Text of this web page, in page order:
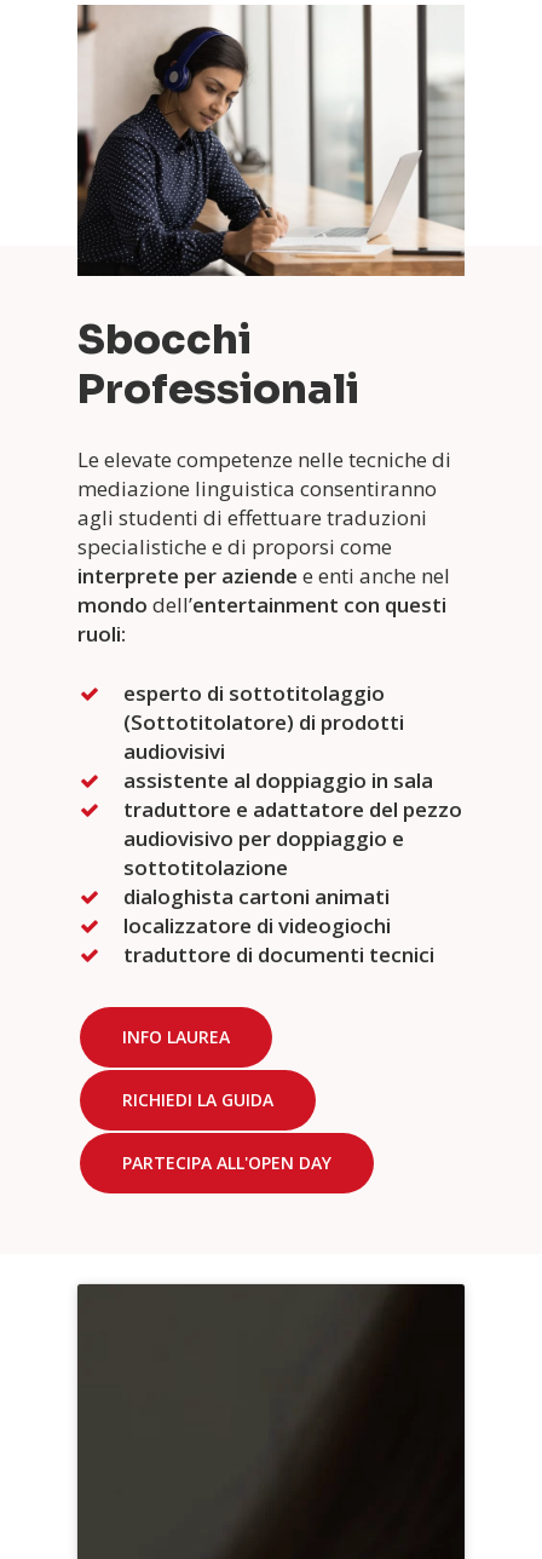
Sbocchi
Professionali
Le elevate competenze nelle tecniche di
mediazione linguistica consentiranno
agli studenti di effettuare traduzioni
specialistiche e di proporsi come
interprete per aziendee enti anche nel
mondodell’entertainment con questi
ruoli:
esperto di sottotitolaggio
(Sottotitolatore) di prodotti
audiovisivi
assistente al doppiaggio in sala
traduttore e adattatore del pezzo
audiovisivo per doppiaggio e
sottotitolazione
dialoghista cartoni animati
localizzatore di videogiochi
traduttore di documenti tecnici
INFO LAUREA
RICHIEDI LA GUIDA
PARTECIPA ALL'OPEN DAY